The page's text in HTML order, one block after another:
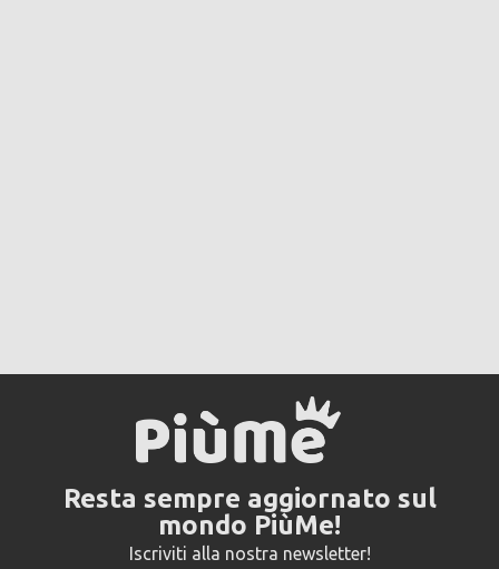
Resta sempre aggiornato sul
mondo PiùMe!
Iscriviti alla nostra newsletter!